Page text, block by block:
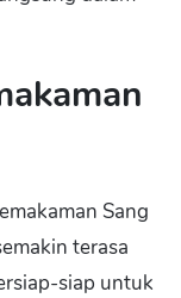
Sang
terasa
siap untuk